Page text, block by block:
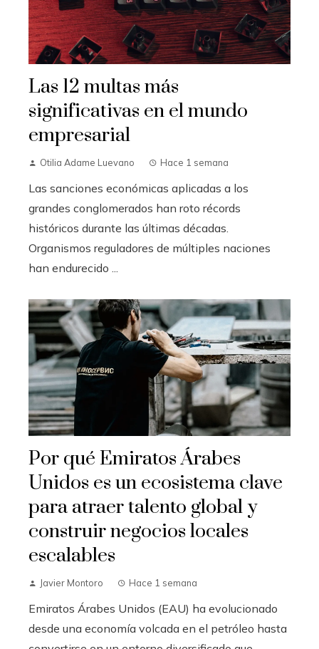
Las 12 multas más
significativas en el mundo
empresarial
Otilia Adame Luevano Hace 1 semana
Las sanciones económicas aplicadas a los
grandes conglomerados han roto récords
históricos durante las últimas décadas.
Organismos reguladores de múltiples naciones
han endurecido ...
Por qué Emiratos Árabes
Unidos es un ecosistema clave
para atraer talento global y
construir negocios locales
escalables
Javier Montoro Hace 1 semana
Emiratos Árabes Unidos (EAU) ha evolucionado
desde una economía volcada en el petróleo hasta